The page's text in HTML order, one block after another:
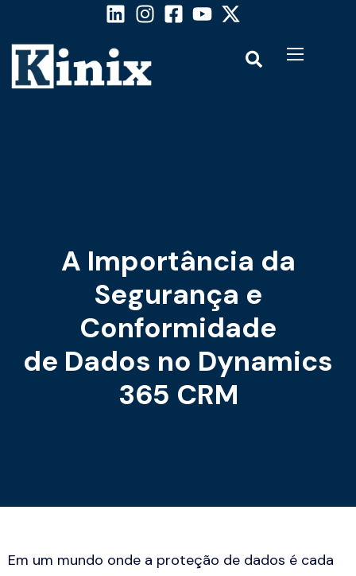
A Importância da
Segurança e
Conformidade
de Dados no Dynamics
365 CRM
Em um mundo onde a proteção de dados é cada